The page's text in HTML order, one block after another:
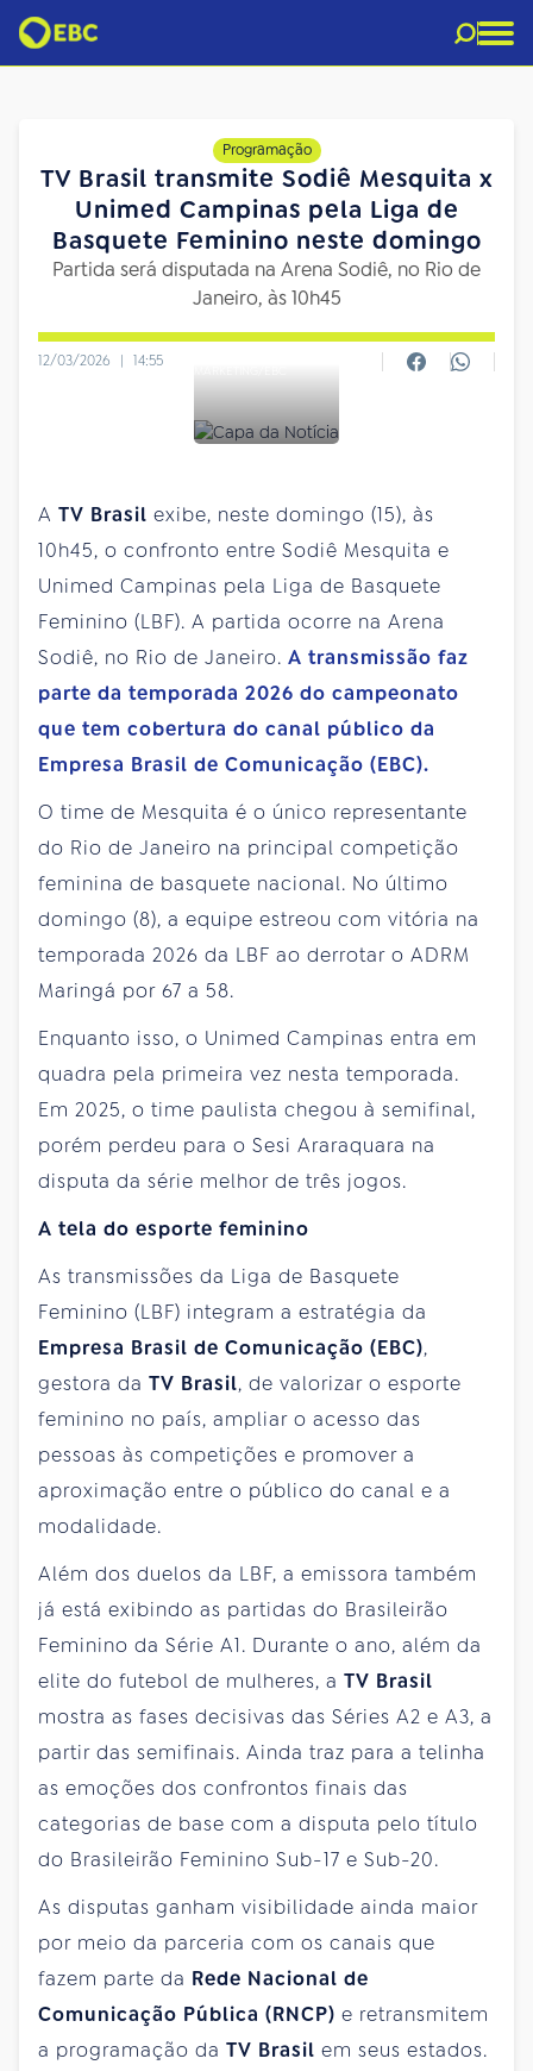
Programação
TV Brasil transmite Sodiê Mesquita x
Unimed Campinas pela Liga de
Basquete Feminino neste domingo
Partida será disputada na Arena Sodiê, no Rio de
Janeiro, às 10h45
12/03/2026 | 14:55
A TV Brasil exibe, neste domingo (15), às
10h45, o confronto entre Sodiê Mesquita e
Unimed Campinas pela Liga de Basquete
Feminino (LBF). A partida ocorre na Arena
Sodiê, no Rio de Janeiro. A transmissão faz
parte da temporada 2026 do campeonato
que tem cobertura do canal público da
Empresa Brasil de Comunicação (EBC).
O time de Mesquita é o único representante
do Rio de Janeiro na principal competição
feminina de basquete nacional. No último
domingo (8), a equipe estreou com vitória na
temporada 2026 da LBF ao derrotar o ADRM
Maringá por 67 a 58.
Enquanto isso, o Unimed Campinas entra em
quadra pela primeira vez nesta temporada.
Em 2025, o time paulista chegou à semifinal,
porém perdeu para o Sesi Araraquara na
disputa da série melhor de três jogos.
A tela do esporte feminino
As transmissões da Liga de Basquete
Feminino (LBF) integram a estratégia da
Empresa Brasil de Comunicação (EBC),
gestora da TV Brasil, de valorizar o esporte
feminino no país, ampliar o acesso das
pessoas às competições e promover a
aproximação entre o público do canal e a
modalidade.
Além dos duelos da LBF, a emissora também
já está exibindo as partidas do Brasileirão
Feminino da Série A1. Durante o ano, além da
elite do futebol de mulheres, a TV Brasil
mostra as fases decisivas das Séries A2 e A3, a
partir das semifinais. Ainda traz para a telinha
as emoções dos confrontos finais das
categorias de base com a disputa pelo título
do Brasileirão Feminino Sub-17 e Sub-20.
As disputas ganham visibilidade ainda maior
por meio da parceria com os canais que
fazem parte da Rede Nacional de
Comunicação Pública (RNCP) e retransmitem
a programação da TV Brasil em seus estados.